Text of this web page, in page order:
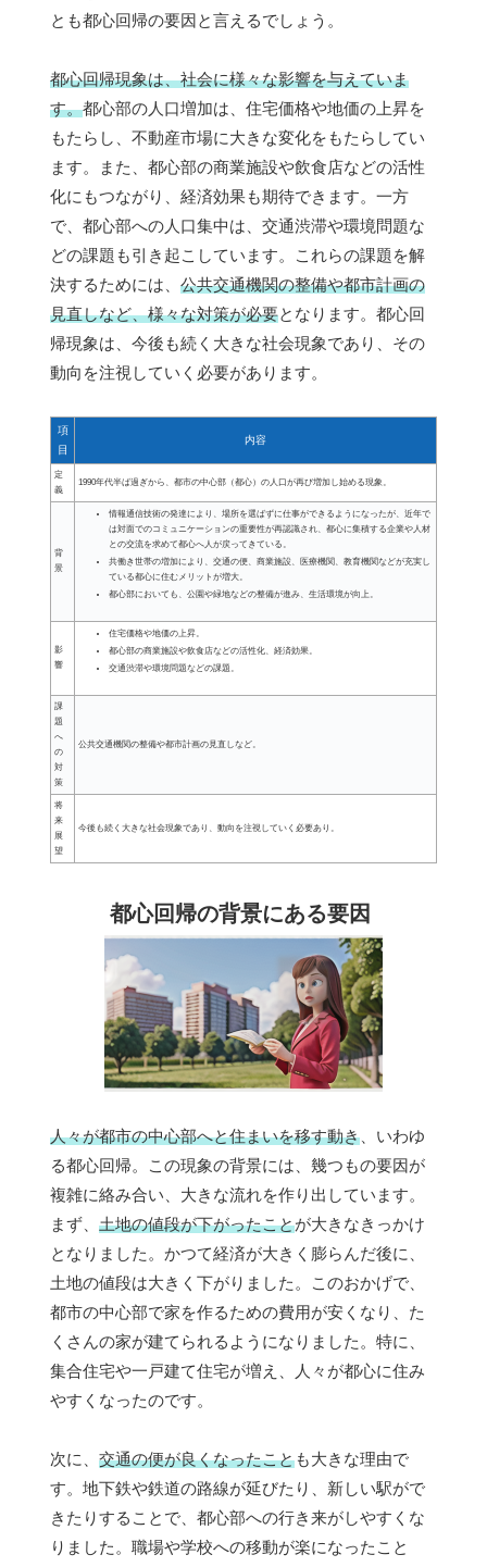
とも都心回帰の要因と言えるでしょう。
都心回帰現象は、社会に様々な影響を与えていま
す。都心部の人口増加は、住宅価格や地価の上昇を
もたらし、不動産市場に大きな変化をもたらしてい
ます。また、都心部の商業施設や飲食店などの活性
化にもつながり、経済効果も期待できます。一方
で、都心部への人口集中は、交通渋滞や環境問題な
どの課題も引き起こしています。これらの課題を解
決するためには、 公共交通機関の整備や都市計画の
見直しなど、様々な対策が必要となります。都心回
帰現象は、今後も続く大きな社会現象であり、その
動向を注視していく必要があります。
項
目
内容
定
義
1990年代半ば過ぎから、都市の中心部（都心）の人口が再び増加し始める現象。
背
景
情報通信技術の発達により、場所を選ばずに仕事ができるようになったが、近年で
は対面でのコミュニケーションの重要性が再認識され、都心に集積する企業や人材
との交流を求めて都心へ人が戻ってきている。
共働き世帯の増加により、交通の便、商業施設、医療機関、教育機関などが充実し
ている都心に住むメリットが増大。
都心部においても、公園や緑地などの整備が進み、生活環境が向上。
影
響
住宅価格や地価の上昇。
都心部の商業施設や飲食店などの活性化、経済効果。
交通渋滞や環境問題などの課題。
課
題
へ
の
対
策
公共交通機関の整備や都市計画の見直しなど。
将
来
展
望
今後も続く大きな社会現象であり、動向を注視していく必要あり。
都心回帰の背景にある要因
人々が都市の中心部へと住まいを移す動き 、いわゆ
る都心回帰。この現象の背景には、幾つもの要因が
複雑に絡み合い、大きな流れを作り出しています。
まず、 土地の値段が下がったことが大きなきっかけ
となりました。かつて経済が大きく膨らんだ後に、
土地の値段は大きく下がりました。このおかげで、
都市の中心部で家を作るための費用が安くなり、た
くさんの家が建てられるようになりました。特に、
集合住宅や一戸建て住宅が増え、人々が都心に住み
やすくなったのです。
次に、 交通の便が良くなったことも大きな理由で
す。地下鉄や鉄道の路線が延びたり、新しい駅がで
きたりすることで、都心部への行き来がしやすくな
りました。職場や学校への移動が楽になったこと